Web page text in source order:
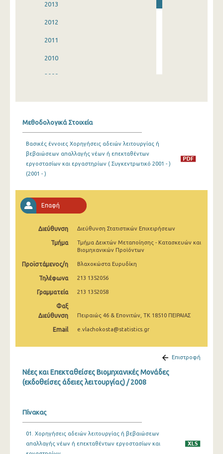
2013
2012
2011
2010
2009
2005
2004
2002
Μεθοδολογικά Στοιχεία
Βασικές έννοιες Χορηγήσεις αδειών λειτουργίας ή
βεβαιώσεων απαλλαγής νέων ή επεκταθέντων
εργοστασίων και εργαστηρίων ( Συγκεντρωτικό 2001 - )
(2001 - )
Επαφή
Διεύθυνση Διεύθυνση Στατιστικών Επιχειρήσεων
Τμήμα
Τμήμα Δεικτών Μεταποίησης - Κατασκευών και
Βιομηχανικών Προϊόντων
Προϊστάμενος/η Βλαχοκώστα Ευρυδίκη
Τηλέφωνα 213 1352056
Γραμματεία 213 1352058
Φαξ
Διεύθυνση
Πειραιώς 46 & Επονιτών, ΤΚ 18510 ΠΕΙΡΑΙΑΣ
Email e.vlachokosta@statistics.gr
Επιστροφή
Νέες και Επεκταθείσες Βιομηχανικές Μονάδες
(εκδοθείσες άδειες λειτουργίας) / 2008
Πίνακας
01. Χορηγήσεις αδειών λειτουργίας ή βεβαιώσεων
απαλλαγής νέων ή επεκταθέντων εργοστασίων και